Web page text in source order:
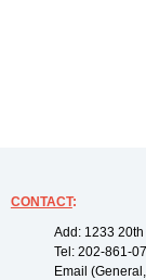
CONTACT:
Add: 1233
Tel: 202-861-
Email